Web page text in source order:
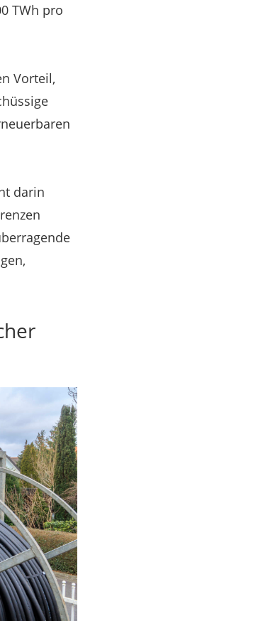
TWh pro
Vorteil,
darin